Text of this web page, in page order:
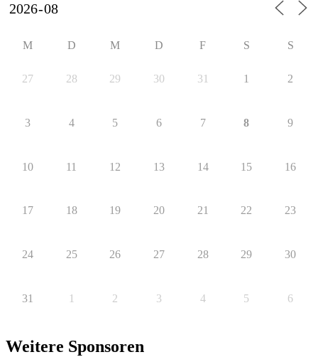
M D M D F S S
27 28 29 30 31 1 2
3 4 5 6 7 8 9
10 11 12 13 14 15 16
17 18 19 20 21 22 23
24 25 26 27 28 29 30
31 1 2 3 4 5 6
Weitere Sponsoren